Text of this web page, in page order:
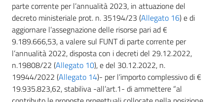
parte corrente per l’annualità 2023, in attuazione del
decreto ministeriale prot. n. 35194/23 (Allegato 16) e di
aggiornare l’assegnazione delle risorse pari ad €
9.189.666,53, a valere sul FUNT di parte corrente per
l’annualità 2022, disposta con i decreti del 29.12.2022,
n.19808/22 (Allegato 10), e del 30.12.2022, n.
19944/2022 (Allegato 14)- per l’importo complessivo di €
19.935.823,62, stabiliva -all’art.1- di ammettere “al